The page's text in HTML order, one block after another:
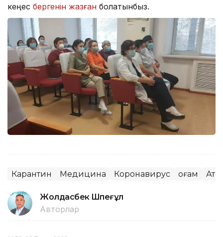
кеңес бергенін жазған болатынбыз.
Карантин Медицина Коронавирус Қоғам
Жолдасбек Шөпеғұл
Авторлар